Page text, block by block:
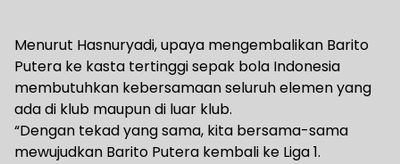
Menurut Hasnuryadi, upaya mengembalikan Barito
Putera ke kasta tertinggi sepak bola Indonesia
membutuhkan kebersamaan seluruh elemen yang
ada di klub maupun di luar klub.
“Dengan tekad yang sama, kita bersama-sama
mewujudkan Barito Putera kembali ke Liga 1.